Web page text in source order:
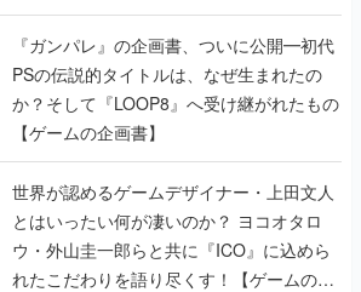
書】
『ガンパレ』の企画書、ついに公開━初代
PSの伝説的タイトルは、なぜ生まれたの
か？そして『LOOP8』へ受け継がれたもの
【ゲームの企画書】
世界が認めるゲームデザイナー・上田文人
とはいったい何が凄いのか？ ヨコオタロ
ウ・外山圭一郎らと共に『ICO』に込めら
れたこだわりを語り尽くす！【ゲームの企